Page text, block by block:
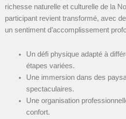
richesse naturelle et culturelle de la
participant revient transformé, avec
un sentiment d’accomplissement
Un défi physique adapté à
étapes variées.
Une immersion dans des
spectaculaires.
Une organisation
confort.